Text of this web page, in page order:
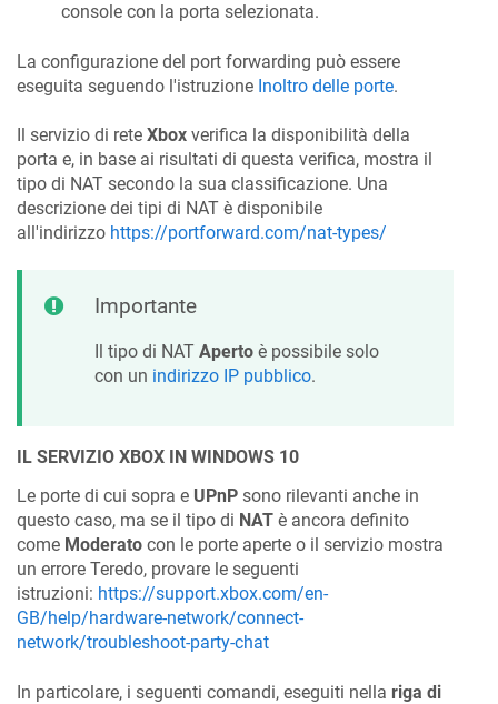
console con la porta selezionata.
La configurazione del port forwarding può essere
eseguita seguendo l'istruzione Inoltro delle porte.
Il servizio di rete Xbox verifica la disponibilità della
porta e, in base ai risultati di questa verifica, mostra il
tipo di NAT secondo la sua classificazione. Una
descrizione dei tipi di NAT è disponibile
all'indirizzo https://portforward.com/nat-types/
Importante
Il tipo di NAT Aperto è possibile solo
con un indirizzo IP pubblico.
IL SERVIZIO XBOX IN WINDOWS 10
Le porte di cui sopra e UPnP sono rilevanti anche in
questo caso, ma se il tipo di NAT è ancora definito
come Moderato con le porte aperte o il servizio mostra
un errore Teredo, provare le seguenti
istruzioni: https://support.xbox.com/en-
GB/help/hardware-network/connect-
network/troubleshoot-party-chat
In particolare, i seguenti comandi, eseguiti nella riga di